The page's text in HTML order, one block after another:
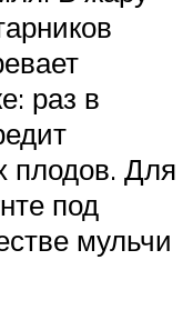
раз в
плодов. Для
под
мульчи